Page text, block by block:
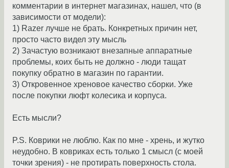
комментарии в интернет магазинах, нашел, что (в
зависимости от модели):
1) Razer лучше не брать. Конкретных причин нет,
просто часто видел эту мысль
2) Зачастую возникают внезапные аппаратные
проблемы, коих быть не должно - люди тащат
покупку обратно в магазин по гарантии.
3) Откровенное хреновое качество сборки. Уже
после покупки люфт колесика и корпуса.
Есть мысли?
P.S. Коврики не люблю. Как по мне - хрень, и жутко
неудобно. В ковриках есть только 1 смысл (с моей
точки зрения) - не протирать поверхность стола.